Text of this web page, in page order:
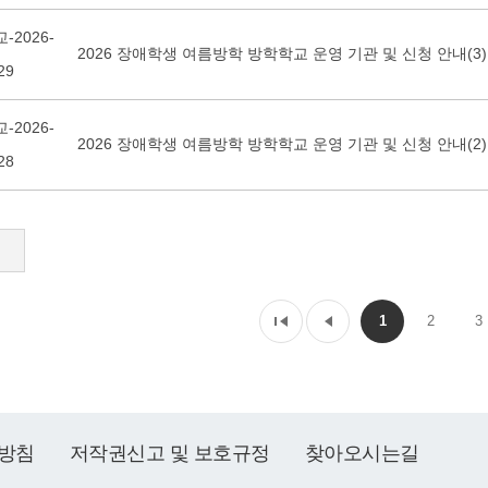
-2026-
2026 장애학생 여름방학 방학학교 운영 기관 및 신청 안내(3)
-2026-
2026 장애학생 여름방학 방학학교 운영 기관 및 신청 안내(2)
1 2 3
침 저작권신고 및 보호규정 찾아오시는길